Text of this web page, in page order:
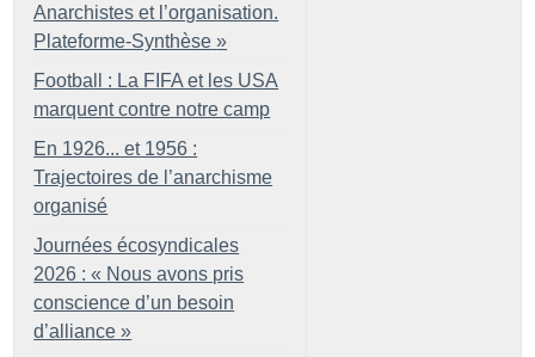
Anarchistes et l’organisation.
Plateforme-Synthèse »
Football : La FIFA et les USA
marquent contre notre camp
En 1926... et 1956 :
Trajectoires de l’anarchisme
organisé
Journées écosyndicales
2026 : « Nous avons pris
conscience d’un besoin
d’alliance »